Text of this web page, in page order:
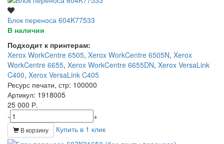
Блок переноса 604K77533
В наличии
Подходит к принтерам:
Xerox WorkCentre 6505, Xerox WorkCentre 6505N, Xerox
WorkCentre 6655, Xerox WorkCentre 6655DN, Xerox VersaLink
C400, Xerox VersaLink C405
Ресурс печати, стр: 100000
Артикул: 1918005
25 000 Р.
-
+
В корзину Купить в 1 клик